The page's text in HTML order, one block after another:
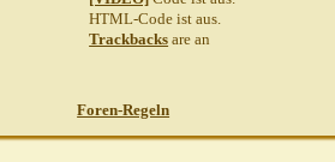
HTML-Code istaus.
Trackbacks arean
Foren-Regeln